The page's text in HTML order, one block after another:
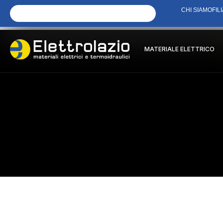
CHI SIAMO
MATERIALE ELETTRICO